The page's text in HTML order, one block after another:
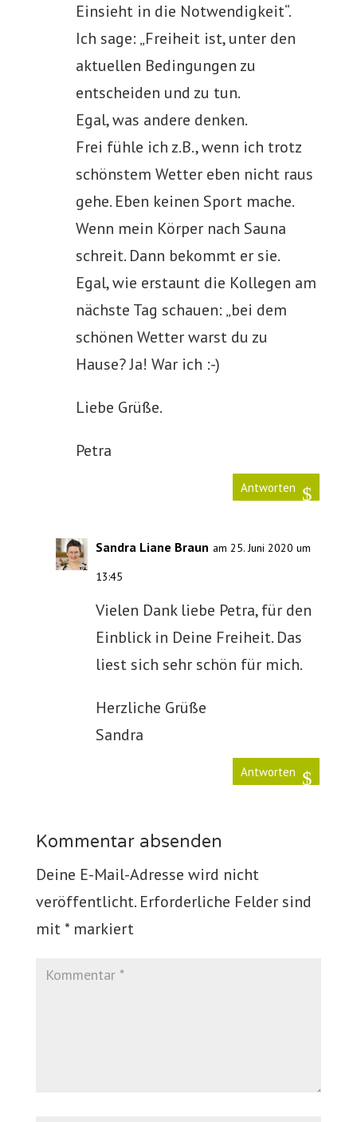
Einsieht in die Notwendigkeit“.
Ich sage: „Freiheit ist, unter den
aktuellen Bedingungen zu
entscheiden und zu tun.
Egal, was andere denken.
Frei fühle ich z.B., wenn ich trotz
schönstem Wetter eben nicht raus
gehe. Eben keinen Sport mache.
Wenn mein Körper nach Sauna
schreit. Dann bekommt er sie.
Egal, wie erstaunt die Kollegen am
nächste Tag schauen: „bei dem
schönen Wetter warst du zu
Hause? Ja! War ich :-)
Liebe Grüße.
Petra
Antworten
Sandra Liane Braun am 25. Juni 2020 um
13:45
Vielen Dank liebe Petra, für den
Einblick in Deine Freiheit. Das
liest sich sehr schön für mich.
Herzliche Grüße
Sandra
Antworten
Kommentar absenden
Deine E-Mail-Adresse wird nicht
veröffentlicht. Erforderliche Felder sind
mit *markiert